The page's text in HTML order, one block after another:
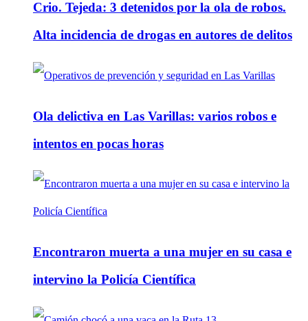
Crio. Tejeda: 3 detenidos por la ola de robos.
Alta incidencia de drogas en autores de delitos
Ola delictiva en Las Varillas: varios robos e
intentos en pocas horas
Encontraron muerta a una mujer en su casa e
intervino la Policía Científica